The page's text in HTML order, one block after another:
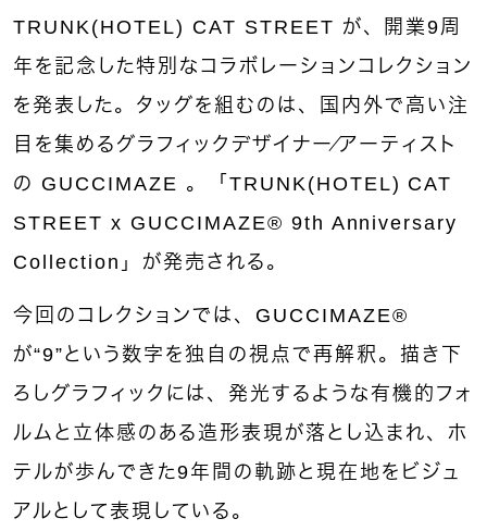
TRUNK(HOTEL) CAT STREET が、開業9周
年を記念した特別なコラボレーションコレクション
を発表した。タッグを組むのは、国内外で高い注
目を集めるグラフィックデザイナー／アーティスト
の GUCCIMAZE 。「TRUNK(HOTEL) CAT
STREET x GUCCIMAZE®︎ 9th Anniversary
Collection」が発売される。
今回のコレクションでは、GUCCIMAZE®︎
が“9”という数字を独自の視点で再解釈。描き下
ろしグラフィックには、発光するような有機的フォ
ルムと立体感のある造形表現が落とし込まれ、ホ
テルが歩んできた9年間の軌跡と現在地をビジュ
アルとして表現している。